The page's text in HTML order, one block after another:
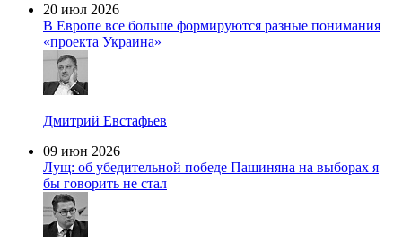
20 июл 2026
В Европе все больше формируются разные понимания
«проекта Украина»
Дмитрий Евстафьев
09 июн 2026
Лущ: об убедительной победе Пашиняна на выборах я
бы говорить не стал